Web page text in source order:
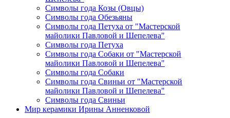
Символы года Козы (Овцы)
Символы года Обезьяны
Символы года Петуха от "Мастерской
майолики Павловой и Шепелева"
Символы года Петуха
Символы года Собаки от "Мастерской
майолики Павловой и Шепелева"
Символы года Собаки
Символы года Свиньи от "Мастерской
майолики Павловой и Шепелева"
Символы года Свиньи
Мир керамики Ирины Анненковой